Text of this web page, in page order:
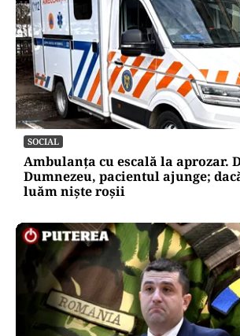
SOCIAL
Ambulanța cu escală la aprozar.
Dumnezeu, pacientul ajunge;
luăm niște roșii